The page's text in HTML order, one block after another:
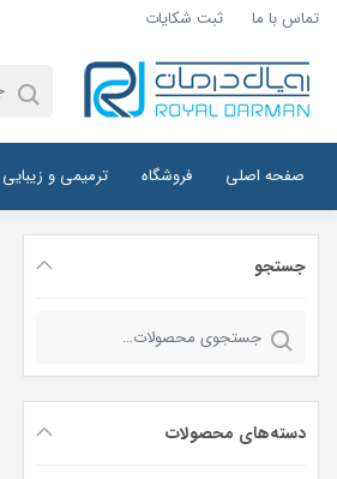
تماس با ما ثبت شکایات
صفحه اصلی فروشگاه ترمیمی و زیبایی
جستجو
جستجو
دسته‌های محصولات